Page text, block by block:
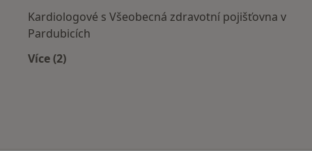
Kardiologové s Všeobecná zdravotní pojišťovna v
Pardubicích
Více (2)